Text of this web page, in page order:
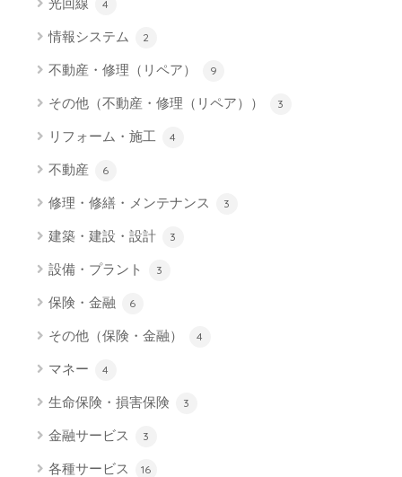
4
情報システム 2
不動産・修理（リペア） 9
その他（不動産・修理（リペア）） 3
リフォーム・施工 4
不動産 6
修理・修繕・メンテナンス 3
建築・建設・設計 3
設備・プラント 3
保険・金融 6
その他（保険・金融） 4
マネー 4
生命保険・損害保険 3
金融サービス 3
各種サービス 16